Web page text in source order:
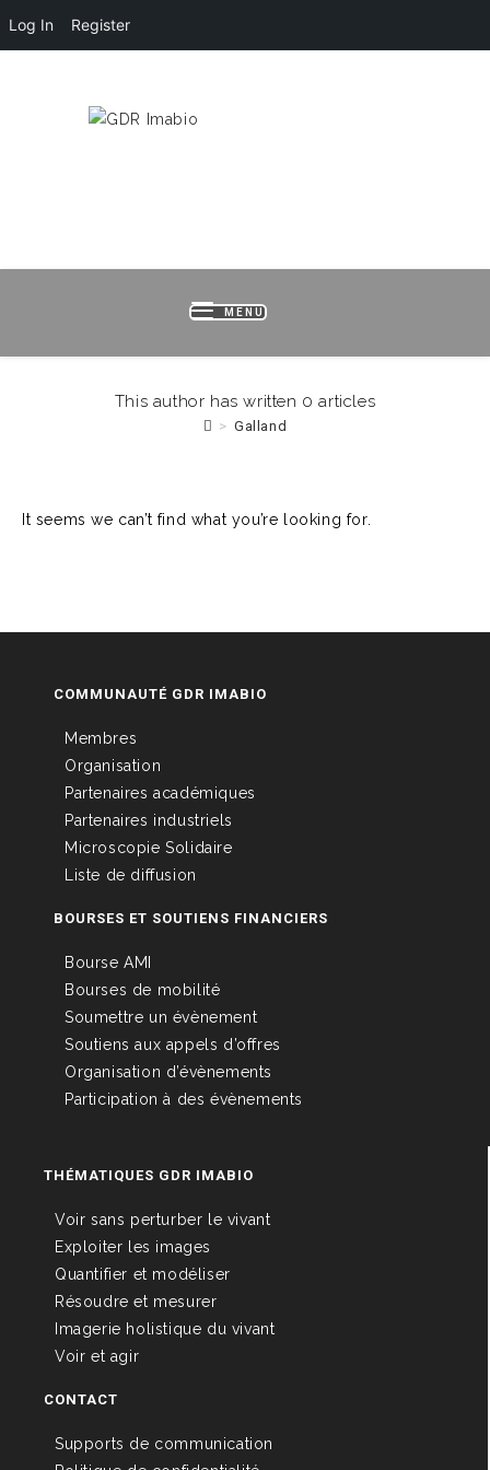
Log In Register
MENU
This author has written 0 articles
> Galland
It seems we can’t find what you’re looking for.
COMMUNAUTÉ GDR IMABIO
Membres
Organisation
Partenaires académiques
Partenaires industriels
Microscopie Solidaire
Liste de diffusion
BOURSES ET SOUTIENS FINANCIERS
Bourse AMI
Bourses de mobilité
Soumettre un évènement
Soutiens aux appels d’offres
Organisation d’évènements
Participation à des évènements
THÉMATIQUES GDR IMABIO
Voir sans perturber le vivant
Exploiter les images
Quantifier et modéliser
Résoudre et mesurer
Imagerie holistique du vivant
Voir et agir
CONTACT
Supports de communication